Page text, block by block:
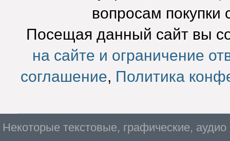
вопросам покупки
Посещая данный сайт вы
на сайте и ограничение
соглашение, Политика
Некоторые текстовые, графические,